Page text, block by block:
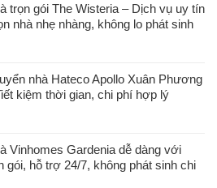
trọn gói The Wisteria – Dịch vụ uy tín
nhà nhẹ nhàng, không lo phát sinh
nhà Hateco Apollo Xuân Phương
kiệm thời gian, chi phí hợp lý
Vinhomes Gardenia dễ dàng với
gói, hỗ trợ 24/7, không phát sinh chi